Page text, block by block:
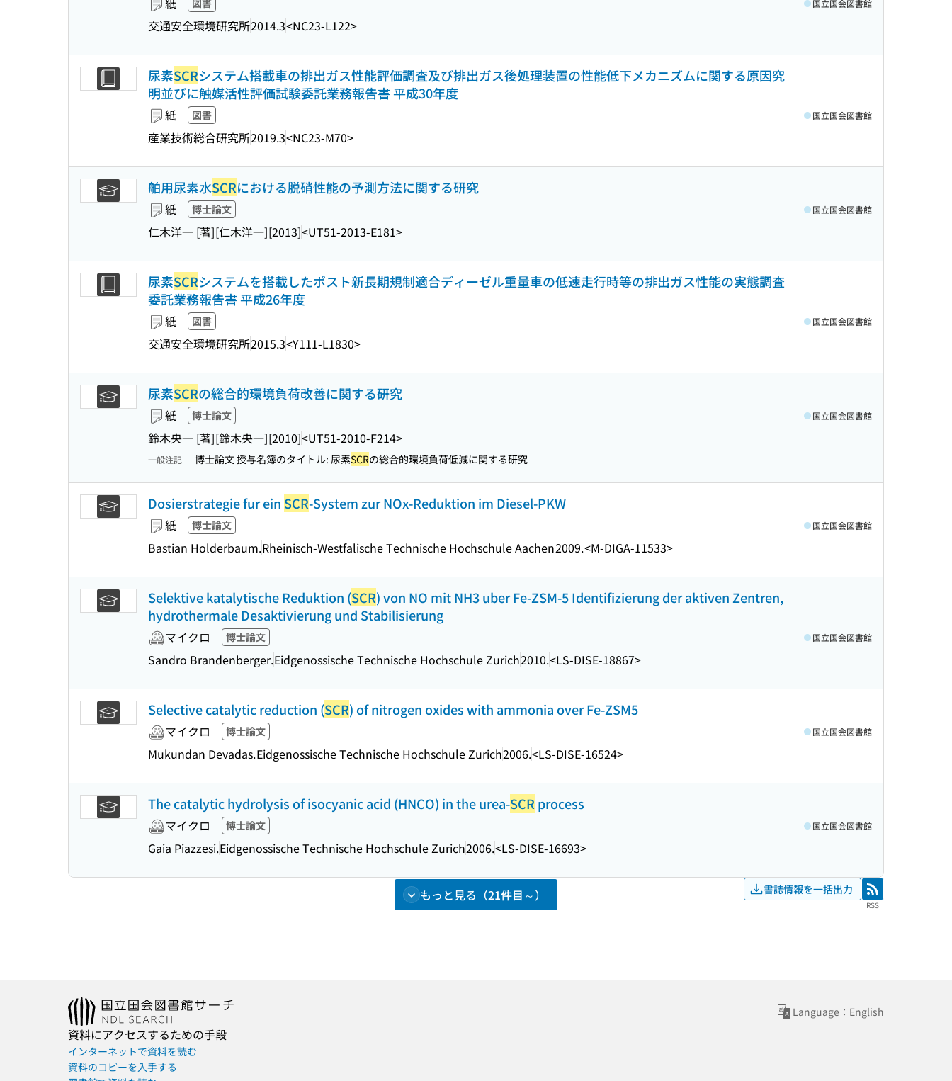
図書
交通安全環境研究所2014.3<NC23-L122>
国立国会図書館
尿素SCRシステム搭載車の排出ガス性能評価調査及び排出ガス後処理装置の性能低下メカニズムに関する原因究
明並びに触媒活性評価試験委託業務報告書 平成30年度
紙 図書
産業技術総合研究所2019.3<NC23-M70>
国立国会図書館
舶用尿素水SCRにおける脱硝性能の予測方法に関する研究
紙 博士論文
仁木洋一 [著][仁木洋一][2013]<UT51-2013-E181>
国立国会図書館
尿素SCRシステムを搭載したポスト新長期規制適合ディーゼル重量車の低速走行時等の排出ガス性能の実態調査
委託業務報告書 平成26年度
紙 図書
交通安全環境研究所2015.3<Y111-L1830>
国立国会図書館
尿素SCRの総合的環境負荷改善に関する研究
紙 博士論文
鈴木央一 [著][鈴木央一][2010]<UT51-2010-F214>
国立国会図書館
一般注記 博士論文 授与名簿のタイトル: 尿素SCRの総合的環境負荷低減に関する研究
Dosierstrategie fur ein SCR-System zur NOx-Reduktion im Diesel-PKW
紙 博士論文
Bastian Holderbaum.Rheinisch-Westfalische Technische Hochschule Aachen2009.<M-DIGA-11533>
国立国会図書館
Selektive katalytische Reduktion (SCR) von NO mit NH3 uber Fe-ZSM-5 Identifizierung der aktiven Zentren,
hydrothermale Desaktivierung und Stabilisierung
マイクロ 博士論文
Sandro Brandenberger.Eidgenossische Technische Hochschule Zurich2010.<LS-DISE-18867>
国立国会図書館
Selective catalytic reduction (SCR) of nitrogen oxides with ammonia over Fe-ZSM5
マイクロ 博士論文
Mukundan Devadas.Eidgenossische Technische Hochschule Zurich2006.<LS-DISE-16524>
国立国会図書館
The catalytic hydrolysis of isocyanic acid (HNCO) in the urea-SCR process
マイクロ 博士論文
Gaia Piazzesi.Eidgenossische Technische Hochschule Zurich2006.<LS-DISE-16693>
国立国会図書館
もっと見る（21件目～） 書誌情報を一括出力 RSS
RSS
Language：English
資料にアクセスするための手段
インターネットで資料を読む
資料のコピーを入手する